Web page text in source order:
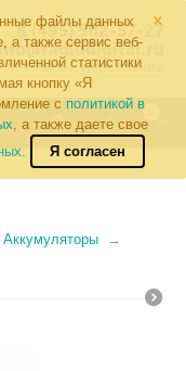
×
файлы данных
а также сервис веб-
статистики
кнопку «Я
с политикой в
, а также даете свое
Я согласен
8 (495) 502-57-27
Контакты Перезвонить
Аккумуляторы